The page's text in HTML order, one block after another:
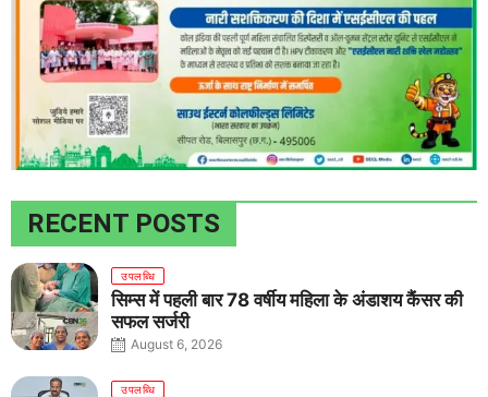
RECENT POSTS
उपलब्धि
सिम्स में पहली बार 78 वर्षीय महिला के अंडाशय कैंसर की
सफल सर्जरी
August 6, 2026
उपलब्धि